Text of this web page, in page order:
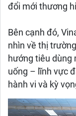
đổi mới thương
Bên cạnh đó,
nhìn về thị
hướng tiêu dùng
uống – lĩnh vực
hành vi và kỳ